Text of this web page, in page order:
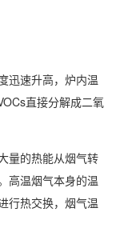
迅速升高，炉内温
直接分解成二氧
量的热能从烟气转
高温烟气本身的温
行热交换，烟气温